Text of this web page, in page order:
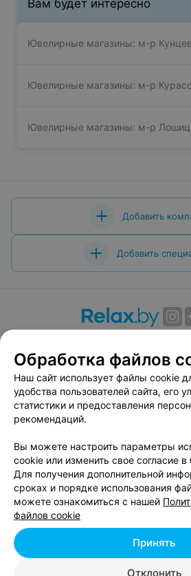
Вам будет интересно
Ювелирные магазины: м-р
Ювелирные магазины: м-р
Ювелирные магазины: м-р
Добавить
Добавить
Вакансии
Публичный договор
Публичный договор по
«Афиша»
Пользовательское
Связаться по вопросам
Написать
Персональные
Обработка
© 2026 ООО «Артокс Лаб», УНП 191700409,
| 220012,
Обработка файлов
Наш сайт использует файлы cookie
удобства пользователей сайта, его
статистики и предоставления
рекомендаций.
Вы можете настроить параметры
cookie или изменить свое согласие
Для получения дополнительной
сроках и порядке использования
можете ознакомиться с нашей
файлов cookie
Отклонить
Принять